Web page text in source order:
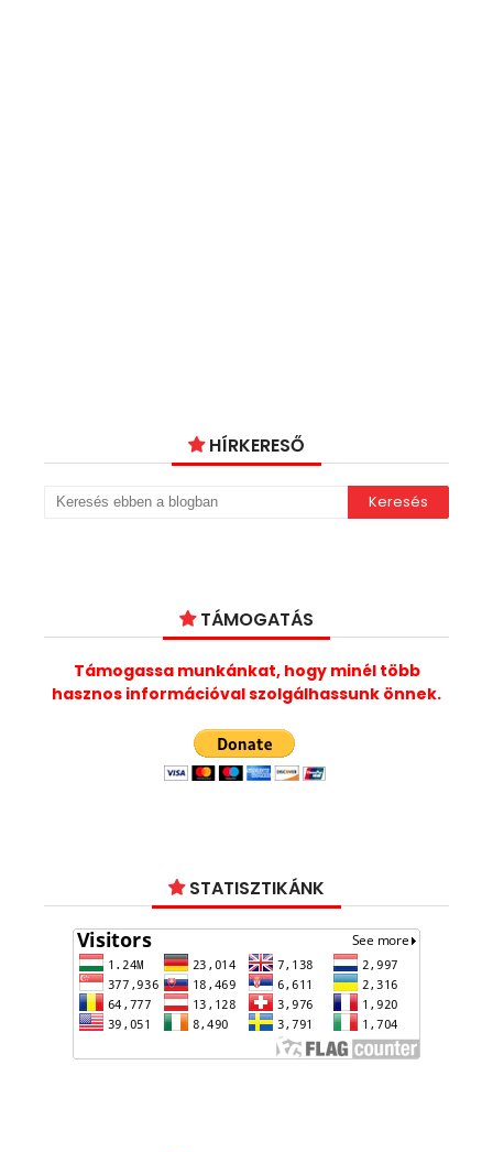
HÍRKERESŐ
TÁMOGATÁS
Támogassa munkánkat, hogy minél több
hasznos információval szolgálhassunk önnek.
STATISZTIKÁNK